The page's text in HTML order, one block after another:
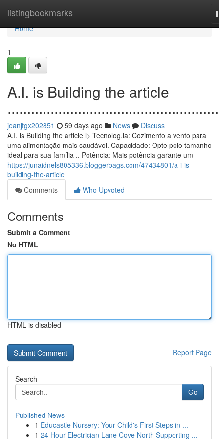
listingbookmarks
Home
Home
1
A.I. is Building the article
jeanjfgx202851 59 days ago News
Discuss
A.I. is Building the article l> Tecnolog.ia: Cozimento a vento para
uma alimentação mais saudável. Capacidade: Opte pelo tamanho
ideal para sua família .. Potência: Mais potência garante um
https://junaidnels805336.bloggerbags.com/47434801/a-i-is-
building-the-article
Comments
Who Upvoted
Comments
Submit a Comment
No HTML
HTML is disabled
Report Page
Search
Go
Published News
1 Educastle Nursery: Your Child's First Steps in ...
1 24 Hour Electrician Lane Cove North Supporting ...